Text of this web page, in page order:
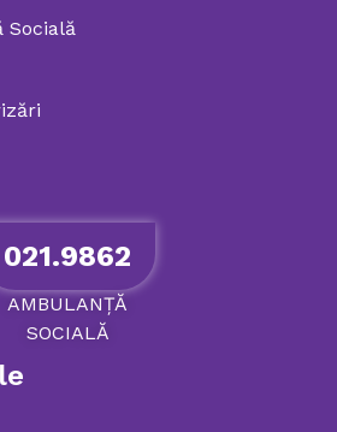
Socială
021.9862
AMBULANȚĂ
SOCIALĂ